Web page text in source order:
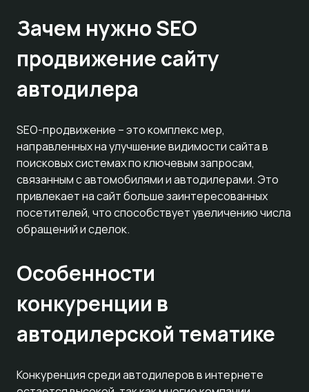
Зачем нужно SEO
продвижение сайту
автодилера
SEO-продвижение – это комплекс мер,
направленных на улучшение видимости сайта в
поисковых системах по ключевым запросам,
связанным с автомобилями и автодилерами. Это
привлекает на сайт больше заинтересованных
посетителей, что способствует увеличению числа
обращений и сделок.
Особенности
конкуренции в
автодилерской тематике
Конкуренция среди автодилеров в интернете